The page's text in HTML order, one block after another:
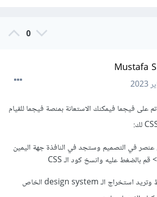
0
Mustafa
على فيجما فيمكنك الاستعانة بمنصة فيجما للقيام
في التصميم وستجد في النافذة جهة اليمين
أما إذا كانت صور فقط وتريد استخراج الـ design system الخاص